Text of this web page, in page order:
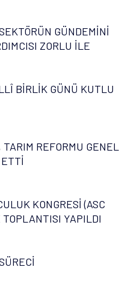
GÜNDEMİNİ
ZORLU İLE
BİRLİK GÜNÜ KUTLU
REFORMU GENEL
KONGRESİ (ASC
YAPILDI